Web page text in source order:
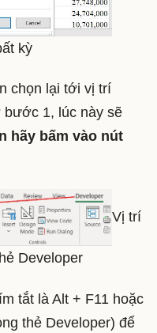
kỳ
chọn lại tới vị trí
bước 1, lúc này sẽ
hãy bấm vào nút
Vị trí
Developer
tắt là Alt + F11 hoặc
thẻ Developer) để